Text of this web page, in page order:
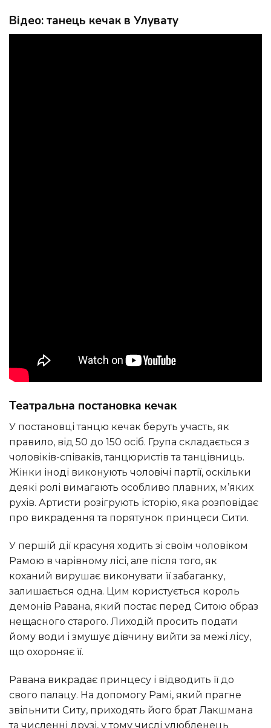
Відео: танець кечак в Улувату
Театральна постановка кечак
У постановці танцю кечак беруть участь, як
правило, від 50 до 150 осіб. Група складається з
чоловіків-співаків, танцюристів та танцівниць.
Жінки іноді виконують чоловічі партії, оскільки
деякі ролі вимагають особливо плавних, м’яких
рухів. Артисти розігрують історію, яка розповідає
про викрадення та порятунок принцеси Сити.
У першій дії красуня ходить зі своїм чоловіком
Рамою в чарівному лісі, але після того, як
коханий вирушає виконувати її забаганку,
залишається одна. Цим користується король
демонів Равана, який постає перед Ситою образ
нещасного старого. Лиходій просить подати
йому води і змушує дівчину вийти за межі лісу,
що охороняє її.
Равана викрадає принцесу і відводить її до
свого палацу. На допомогу Рамі, який прагне
звільнити Ситу, приходять його брат Лакшмана
та численні друзі, у тому числі улюбленець